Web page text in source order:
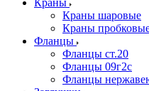
Краны
Краны шаровые
Краны
Фланцы
Фланцы ст.20
Фланцы 09г2с
Фланцы